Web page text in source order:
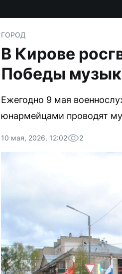
ГОРОД
В Кирове
Победы
Ежегодно 9 мая
юнармейцами проводят
10 мая, 2026, 12:02 2